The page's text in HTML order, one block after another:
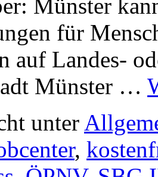
Münster
für
auf Landes-
Münster …
unter
,